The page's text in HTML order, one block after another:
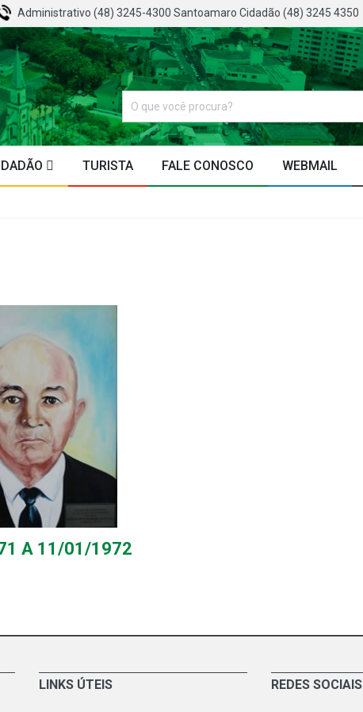
Administrativo (48) 3245-4300 Santoamaro Cidadão (48) 3245 4350
TURISTA FALE CONOSCO WEBMAIL
A 11/01/1972
LINKS ÚTEIS REDES SOCIAIS